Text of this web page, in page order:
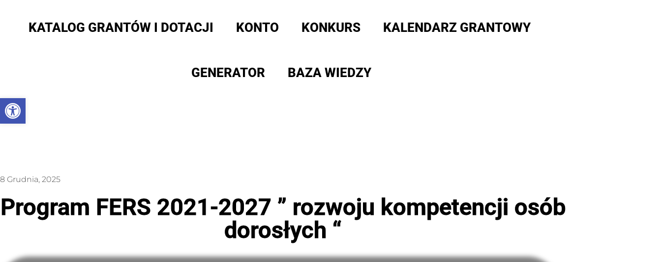
Otwórz pasek narzędzi
KATALOG GRANTÓW I DOTACJI KONTO KONKURS KALENDARZ GRANTOWY
GENERATOR BAZA WIEDZY
8 Grudnia, 2025
Program FERS 2021-2027 ” rozwoju kompetencji osób
dorosłych “